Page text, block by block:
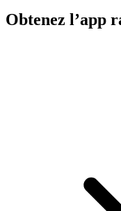
Obtenez